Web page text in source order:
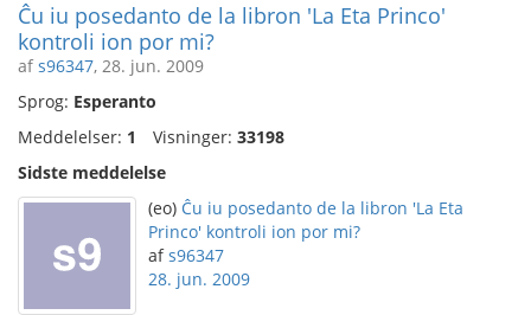
Ĉu iu posedanto de la libron 'La Eta Princo'
kontroli ion por mi?
afs96347, 28. jun. 2009
Sprog: Esperanto
Meddelelser: 1 Visninger: 33198
Sidste meddelelse
(eo) Ĉu iu posedanto de la libron 'La Eta
Princo' kontroli ion por mi?
afs96347
28. jun. 2009